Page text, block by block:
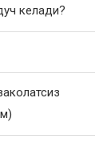
келади?